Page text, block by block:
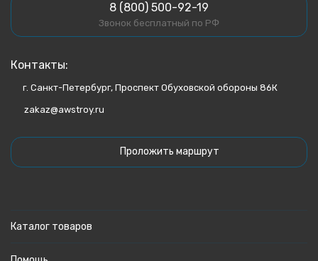
8 (800) 500-92-19
Звонок бесплатный по РФ
Контакты:
г. Санкт-Петербург, Проспект Обуховской обороны 86К
zakaz@awstroy.ru
Проложить маршрут
Каталог товаров